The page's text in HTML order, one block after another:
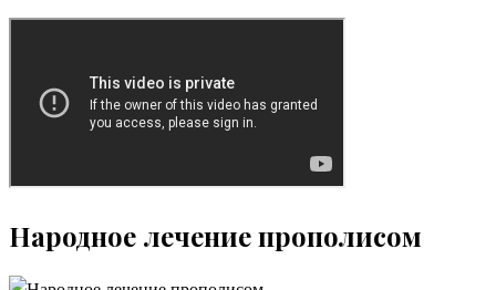
Народное лечение прополисом